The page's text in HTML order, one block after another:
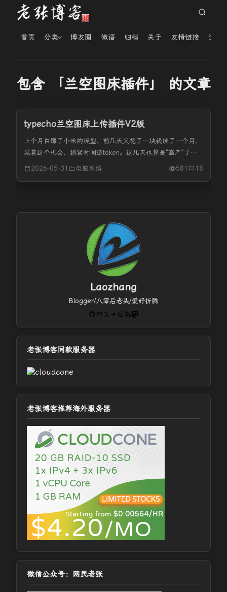
首页 分类 博友圈 微语 归档 关于 友情链接 读者
包含 「兰空图床插件」 的文章
typecho兰空图床上传插件V2版
上个月白嫖了小米的模型，前几天又花了一块钱续了一个月，
乘着这个机会，抓紧时间造token。这几天也算是“高产”了，
折腾出了obsidian同步trilium插件、又在别人插件的基础上二
2026-05-31 电脑网络 581 18
Laozhang
Blogger/八零后老头/爱好折腾
GitHub
电子邮件 X Telegram
Instagram
RSS FeedMastodon
老张博客同款服务器
老张博客推荐海外服务器
微信公众号：网民老张